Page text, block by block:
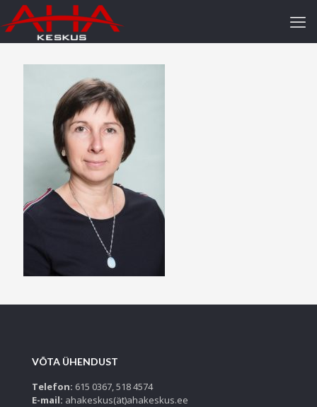
VÕTA ÜHENDUST
Telefon: 615 0367, 518 4574
E-mail: ahakeskus(ät)ahakeskus.ee